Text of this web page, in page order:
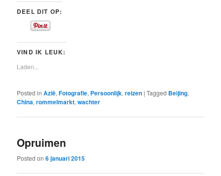
DEEL DIT OP:
VIND IK LEUK:
Laden...
Posted in Azië,Fotografie, Persoonlijk,reizen |Tagged Beijing,
China,rommelmarkt,wachter
Opruimen
Posted on6 januari 2015